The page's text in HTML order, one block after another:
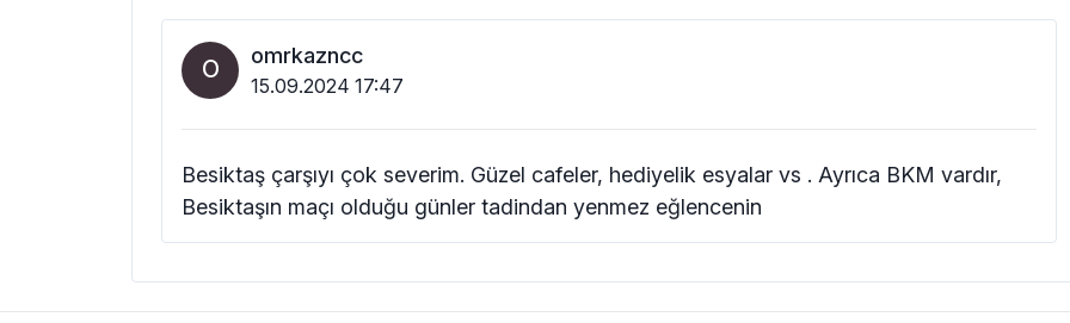
O omrkazncc
15.09.2024 17:47
Besiktaş çarşıyı çok severim. Güzel cafeler, hediyelik esyalar vs . Ayrıca BKM vardır,
Besiktaşın maçı olduğu günler tadindan yenmez eğlencenin